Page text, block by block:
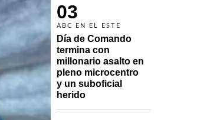
03
ABC EN EL ESTE
Día de Comando
termina con
millonario asalto en
pleno microcentro
y un suboficial
herido